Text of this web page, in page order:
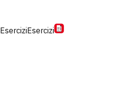
EserciziEsercizi